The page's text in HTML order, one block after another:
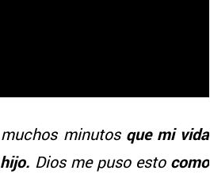
minutosque mi vida
Dios me puso esto como